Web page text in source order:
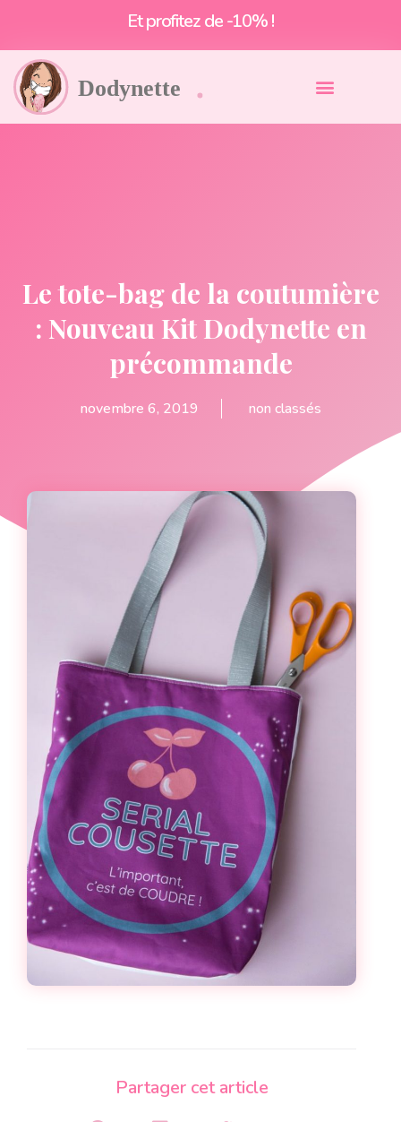
Et profitez de -10% !
Le tote-bag de la coutumière
: Nouveau Kit Dodynette en
précommande
novembre 6, 2019 non classés
Partager cet article